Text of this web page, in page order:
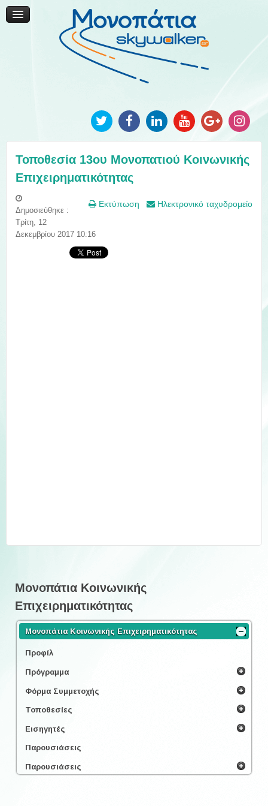
Μονοπάτια Καινοτομίας
Μονοπάτια Τοπικής Ανάπτυξης
Ανακοινώσεις
Φωτογραφίες
Τοποθεσία 13ου Μονοπατιού Κοινωνικής
Επιχειρηματικότητας
Εκτύπωση Ηλεκτρονικό ταχυδρομείο
Δημοσιεύθηκε :
Τρίτη, 12
Δεκεμβρίου 2017 10:16
Μονοπάτια Κοινωνικής
Επιχειρηματικότητας
Μονοπάτια Κοινωνικής Επιχειρηματικότητας
Προφίλ
Πρόγραμμα
Φόρμα Συμμετοχής
Τοποθεσίες
Εισηγητές
Παρουσιάσεις
Παρουσιάσεις